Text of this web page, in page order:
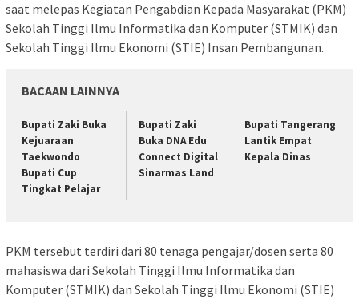
saat melepas Kegiatan Pengabdian Kepada Masyarakat (PKM)
Sekolah Tinggi Ilmu Informatika dan Komputer (STMIK) dan
Sekolah Tinggi Ilmu Ekonomi (STIE) Insan Pembangunan.
BACAAN LAINNYA
Bupati Zaki Buka
Kejuaraan
Taekwondo
Bupati Cup
Tingkat Pelajar
Bupati Zaki
Buka DNA Edu
Connect Digital
Sinarmas Land
Bupati Tangerang
Lantik Empat
Kepala Dinas
PKM tersebut terdiri dari 80 tenaga pengajar/dosen serta 80
mahasiswa dari Sekolah Tinggi Ilmu Informatika dan
Komputer (STMIK) dan Sekolah Tinggi Ilmu Ekonomi (STIE)